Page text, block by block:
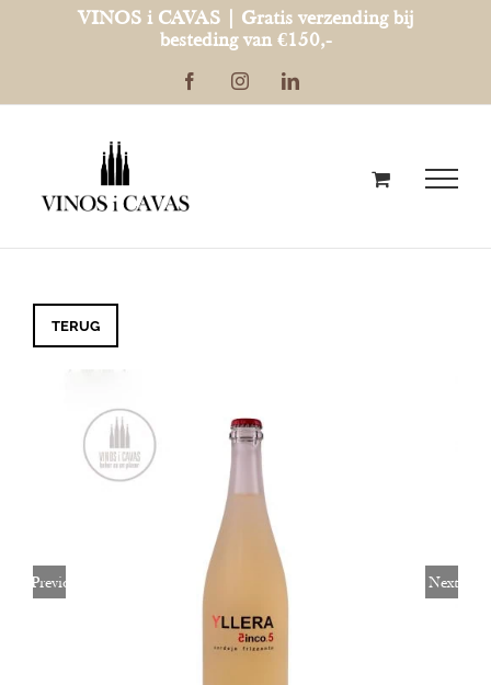
VINOS i CAVAS | Gratis verzending bij
besteding van €150,-
FacebookInstagramLinkedIn
TERUG
Previous Next